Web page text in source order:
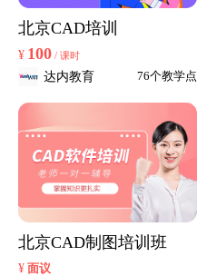
北京CAD培训
¥ 100 / 课时
达内教育 76个教学点
北京CAD制图培训班
¥ 面议